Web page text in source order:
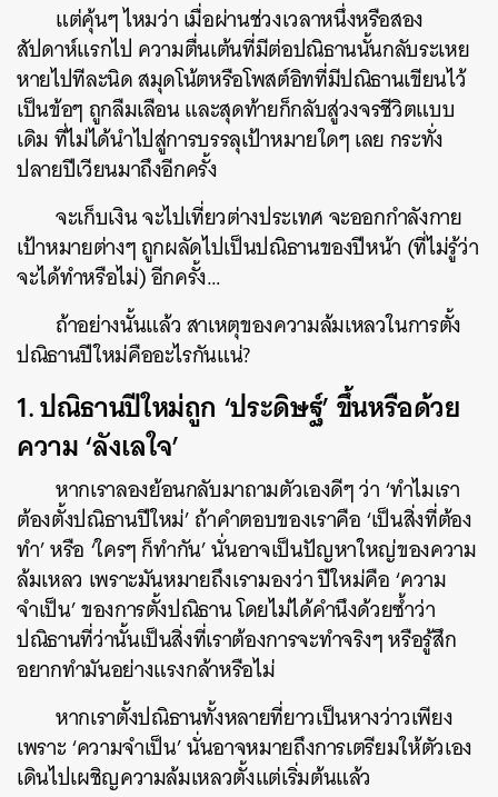
แต่คุ้นๆ ไหมว่า เมื่อผ่านช่วงเวลาหนึ่งหรือสอง
สัปดาห์แรกไป ความตื่นเต้นที่มีต่อปณิธานนั้นกลับระเหย
หายไปทีละนิด สมุดโน้ตหรือโพสต์อิทที่มีปณิธานเขียนไว้
เป็นข้อๆ ถูกลืมเลือน และสุดท้ายก็กลับสู่วงจรชีวิตแบบ
เดิม ที่ไม่ได้นำไปสู่การบรรลุเป้าหมายใดๆ เลย กระทั่ง
ปลายปีเวียนมาถึงอีกครั้ง
จะเก็บเงิน จะไปเที่ยวต่างประเทศ จะออกกำลังกาย
เป้าหมายต่างๆ ถูกผลัดไปเป็นปณิธานของปีหน้า (ที่ไม่รู้ว่า
จะได้ทำหรือไม่) อีกครั้ง…
ถ้าอย่างนั้นแล้ว สาเหตุของความล้มเหลวในการตั้ง
ปณิธานปีใหม่คืออะไรกันแน่?
1. ปณิธานปีใหม่ถูก ‘ประดิษฐ์’ ขึ้นหรือด้วย
ความ ‘ลังเลใจ’
หากเราลองย้อนกลับมาถามตัวเองดีๆ ว่า ‘ทำไมเรา
ต้องตั้งปณิธานปีใหม่’ ถ้าคำตอบของเราคือ ‘เป็นสิ่งที่ต้อง
ทำ’ หรือ ‘ใครๆ ก็ทำกัน’ นั่นอาจเป็นปัญหาใหญ่ของความ
ล้มเหลว เพราะมันหมายถึงเรามองว่า ปีใหม่คือ ‘ความ
จำเป็น’ ของการตั้งปณิธาน โดยไม่ได้คำนึงด้วยซ้ำว่า
ปณิธานที่ว่านั้นเป็นสิ่งที่เราต้องการจะทำจริงๆ หรือรู้สึก
อยากทำมันอย่างแรงกล้าหรือไม่
หากเราตั้งปณิธานทั้งหลายที่ยาวเป็นหางว่าวเพียง
เพราะ ‘ความจำเป็น’ นั่นอาจหมายถึงการเตรียมให้ตัวเอง
เดินไปเผชิญความล้มเหลวตั้งแต่เริ่มต้นแล้ว